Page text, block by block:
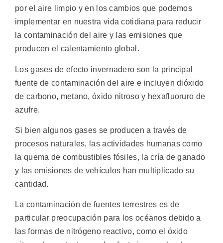
por el aire limpio y en los cambios que podemos
implementar en nuestra vida cotidiana para reducir
la contaminación del aire y las emisiones que
producen el calentamiento global.
Los gases de efecto invernadero son la principal
fuente de contaminación del aire e incluyen dióxido
de carbono, metano, óxido nitroso y hexafluoruro de
azufre.
Si bien algunos gases se producen a través de
procesos naturales, las actividades humanas como
la quema de combustibles fósiles, la cría de ganado
y las emisiones de vehículos han multiplicado su
cantidad.
La contaminación de fuentes terrestres es de
particular preocupación para los océanos debido a
las formas de nitrógeno reactivo, como el óxido